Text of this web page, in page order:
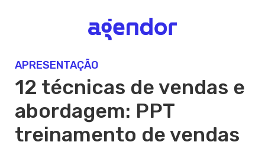
APRESENTAÇÃO
12 técnicas de vendas e
abordagem: PPT
treinamento de vendas